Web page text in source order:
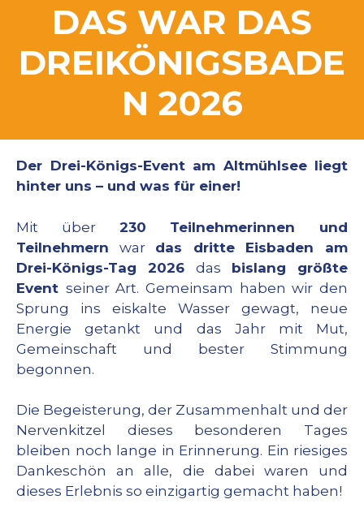
DAS WAR DAS
DREIKÖNIGSBADE
N 2026
Der Drei-Königs-Event am Altmühlsee liegt
hinter uns – und was für einer!
Mit über 230 Teilnehmerinnen und
Teilnehmern war das dritte Eisbaden am
Drei-Königs-Tag 2026 das bislang größte
Event seiner Art. Gemeinsam haben wir den
Sprung ins eiskalte Wasser gewagt, neue
Energie getankt und das Jahr mit Mut,
Gemeinschaft und bester Stimmung
begonnen.
Die Begeisterung, der Zusammenhalt und der
Nervenkitzel dieses besonderen Tages
bleiben noch lange in Erinnerung. Ein riesiges
Dankeschön an alle, die dabei waren und
dieses Erlebnis so einzigartig gemacht haben!